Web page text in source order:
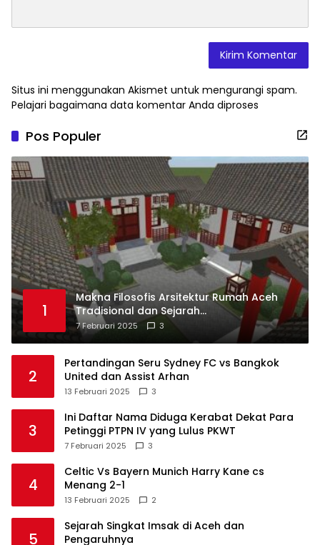
Situs ini menggunakan Akismet untuk mengurangi spam.
Pelajari bagaimana data komentar Anda diproses
Pos Populer
1
Makna Filosofis Arsitektur Rumah Aceh
Tradisional dan Sejarah
Perkembangannya
7 Februari 2025 3
2
Pertandingan Seru Sydney FC vs Bangkok
United dan Assist Arhan
13 Februari 2025 3
3
Ini Daftar Nama Diduga Kerabat Dekat Para
Petinggi PTPN IV yang Lulus PKWT
7 Februari 2025 3
4
Celtic Vs Bayern Munich Harry Kane cs
Menang 2-1
13 Februari 2025 2
5
Sejarah Singkat Imsak di Aceh dan
Pengaruhnya